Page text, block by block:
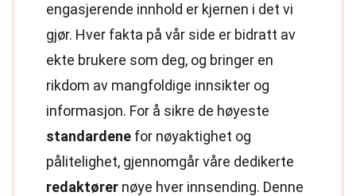
engasjerende innhold er kjernen i det vi
gjør. Hver fakta på vår side er bidratt av
ekte brukere som deg, og bringer en
rikdom av mangfoldige innsikter og
informasjon. For å sikre de høyeste
standardene for nøyaktighet og
pålitelighet, gjennomgår våre dedikerte
redaktører nøye hver innsending. Denne